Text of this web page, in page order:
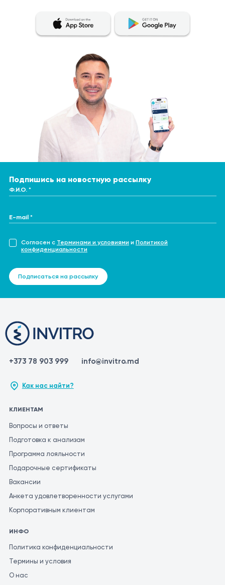
Подпишись на новостную рассылку
Ф.И.О. *
E-mail *
Согласен с Терминами и условиями и Политикой
конфиденциальности
Подписаться на рассылку
+373 78 903 999 info@invitro.md
Как нас найти?
КЛИЕНТАМ
Вопросы и ответы
Подготовка к анализам
Программа лояльности
Подарочные сертификаты
Вакансии
Анкета удовлетворенности услугами
Корпоративным клиентам
ИНФО
Политика конфиденциальности
Термины и условия
О нас